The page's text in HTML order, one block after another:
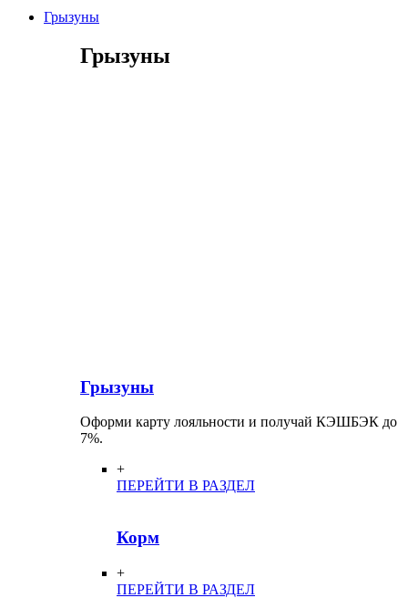
Грызуны
Грызуны
Грызуны
Оформи карту лояльности и получай КЭШБЭК до
7%.
+
ПЕРЕЙТИ В РАЗДЕЛ
Корм
+
ПЕРЕЙТИ В РАЗДЕЛ